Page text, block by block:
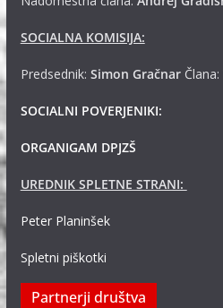
SOCIALNA KOMISIJA:
Predsednik: Simon GračnarČlana:
SOCIALNI POVERJENIKI:
ORGANIGAM DPJZŠ
UREDNIK SPLETNE STRANI:
Peter Planinšek
Spletni piškotki
Partnerji društva